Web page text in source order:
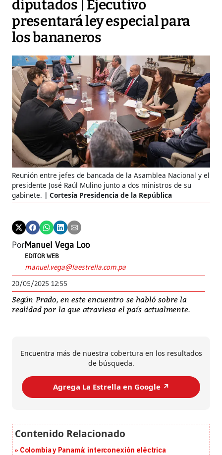
diputados | Ejecutivo
presentará ley especial para
los bananeros
Reunión entre jefes de bancada de la Asamblea Nacional y el
presidente José Raúl Mulino junto a dos ministros de su
gabinete.
Cortesía Presidencia de la República
PorManuel Vega Loo
EDITOR WEB
manuel.vega@laestrella.com.pa
20/05/2025 12:55
Según Prado, en este encuentro se habló sobre la
realidad por la que atraviesa el país actualmente.
Encuentra más de nuestra cobertura en los resultados
de búsqueda.
Agrega La Estrella en Google ↗️
Colombia y Panamá: interconexión eléctrica